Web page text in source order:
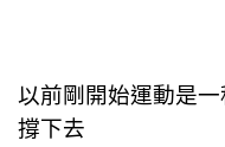
以前剛開始運動是
撐下去